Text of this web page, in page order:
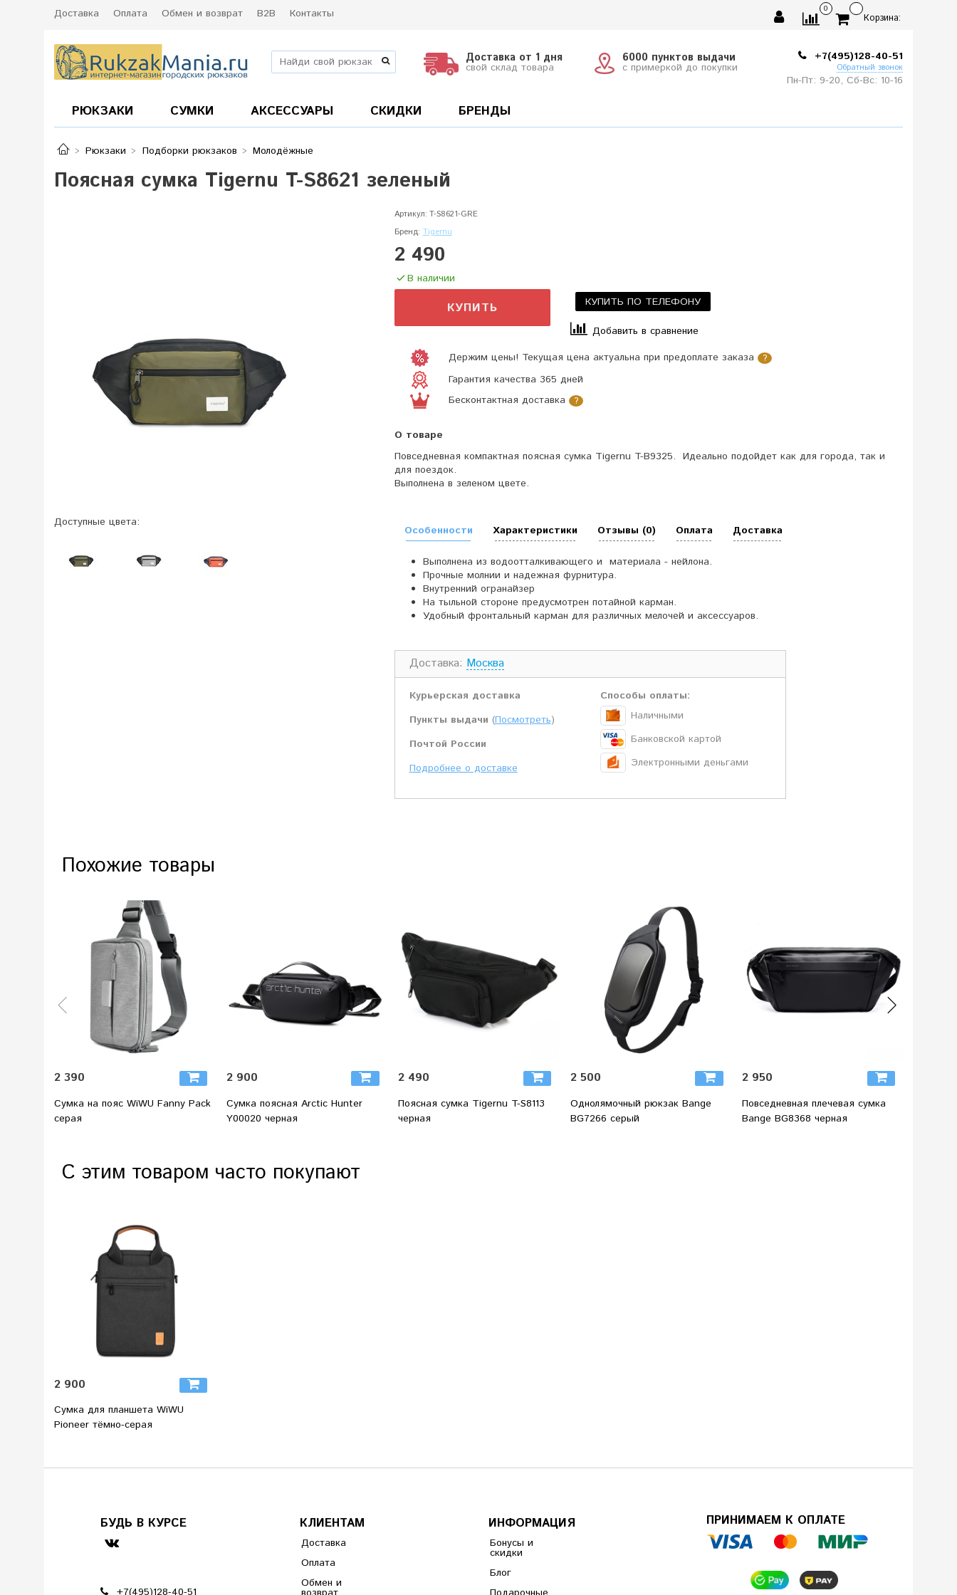
Доставка Оплата Обмен и возврат B2B Контакты 0
Корзина:
Доставка от 1 дня
свой склад товара
6000 пунктов выдачи
с примеркой до покупки
+7(495)128-40-51
Обратный звонок
Пн-Пт: 9-20, Сб-Вс: 10-16
РЮКЗАКИ СУМКИ АКСЕССУАРЫ СКИДКИ БРЕНДЫ
Рюкзаки Подборки рюкзаков Молодёжные
Поясная сумка Tigernu T-S8621 зеленый
Доступные цвета:
Артикул: T-S8621-GRE
Бренд: Tigernu
2 490
В наличии
КУПИТЬ КУПИТЬ ПО ТЕЛЕФОНУ
Добавить в сравнение
Держим цены! Текущая цена актуальна при предоплате заказа
?
Гарантия качества 365 дней
Бесконтактная доставка
?
О товаре
Повседневная компактная поясная сумка Tigernu T-B9325. Идеально подойдет как для города, так и
для поездок.
Выполнена в зеленом цвете.
Особенности
Выполнена из водоотталкивающего и материала - нейлона.
Прочные молнии и надежная фурнитура.
Внутренний огранайзер
На тыльной стороне предусмотрен потайной карман.
Удобный фронтальный карман для различных мелочей и аксессуаров.
Характеристики Отзывы (0) Оплата Доставка
Доставка: Москва
Курьерская доставка
Пункты выдачи (Посмотреть)
Почтой России
Подробнее о доставке
Способы оплаты:
Наличными
Банковской картой
Электронными деньгами
Похожие товары
2 390
Сумка на пояс WiWU Fanny Pack
серая
2 900
Сумка поясная Arctic Hunter
Y00020 черная
2 490
Поясная сумка Tigernu T-S8113
черная
2 500
Однолямочный рюкзак Bange
BG7266 серый
2 950
Повседневная плечевая сумка
Bange BG8368 черная
С этим товаром часто покупают
2 900
Сумка для планшета WiWU
Pioneer тёмно-серая
БУДЬ В КУРСЕ КЛИЕНТАМ
Доставка
Оплата
Обмен и
ИНФОРМАЦИЯ
Бонусы и
скидки
Блог
ПРИНИМАЕМ К ОПЛАТЕ